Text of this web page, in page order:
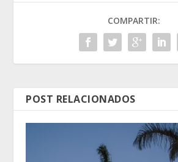
COMPARTIR:
POST RELACIONADOS